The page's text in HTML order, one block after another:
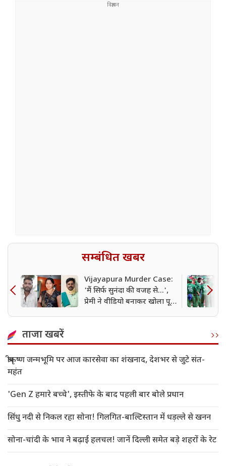
सम्बंधित खबर
Vijayapura Murder Case:
'मैं सिर्फ सुनंदा की वजह से...',
प्रेमी ने वीडियो बनाकर खोला पूरा
ताजा खबरें
श्रीकृष्ण जन्मभूमि पर आज कारसेवा का शंखनाद, देशभर से जुटे संत-
महंत
'Gen Z हमारे बच्चे', इस्तीफे के बाद पहली बार बोले प्रधान
सिंधु नदी से निकल रहा सोना! गिलगित-बाल्टिस्तान में धड़ल्ले से खनन
सोना-चांदी के भाव ने बढ़ाई हलचल! जानें दिल्ली समेत बड़े शहरों के रेट